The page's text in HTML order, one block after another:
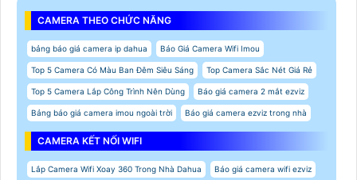
CAMERA THEO CHỨC NĂNG
bảng báo giá camera ip dahua Báo Giá Camera Wifi Imou
Top 5 Camera Có Màu Ban Đêm Siêu Sáng Top Camera Sắc Nét Giá Rẻ
Top 5 Camera Lắp Công Trình Nên Dùng Báo giá camera 2 mắt ezviz
Bảng báo giá camera imou ngoài trời Báo giá camera ezviz trong nhà
CAMERA KẾT NỐI WIFI
Lắp Camera Wifi Xoay 360 Trong Nhà Dahua Báo giá camera wifi ezviz